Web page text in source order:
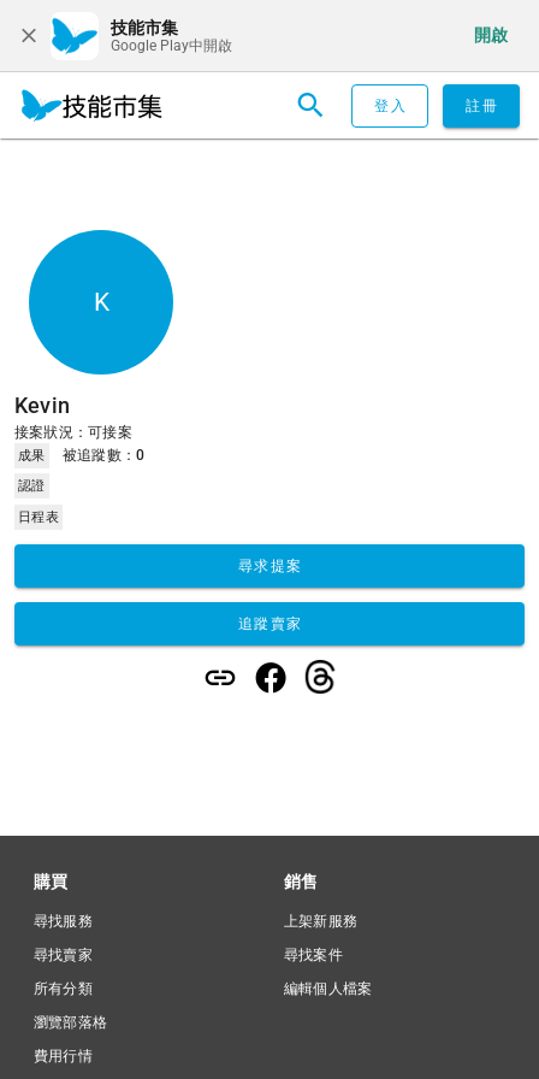
技能市集
Google Play中開啟
開啟
登入 註冊
K
Kevin
接案狀況：可接案
成果 被追蹤數：0
認證
日程表
尋求提案
追蹤賣家
購買
尋找服務
尋找賣家
所有分類
瀏覽部落格
費用行情
銷售
上架新服務
尋找案件
編輯個人檔案